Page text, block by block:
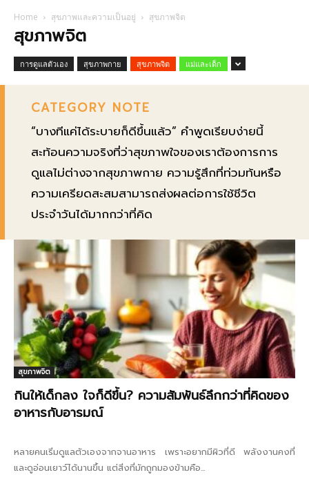
Home สุขภาพและความเป็นอยู่ สุขภาพจิต
สุขภาพจิต
การดูแลตัวเอง สุขภาพกาย สุขภาพจิต แม่และเด็ก
CATEGORY NOTE
“บางทีแค่ได้ระบายก็ดีขึ้นแล้ว” คำพูดเรียบง่ายนี้
สะท้อนความจริงที่ว่าสุขภาพใจของเราต้องการการ
ดูแลไม่ต่างจากสุขภาพกาย ความรู้สึกที่ท่วมท้นหรือ
ความเครียดสะสมสามารถส่งผลต่อการใช้ชีวิต
ประจำวันได้มากกว่าที่คิด
สุขภาพจิต
กินให้เด็กลง ใจก็ดีขึ้น? ความสัมพันธ์ลึกกว่าที่คิดของ
อาหารกับอารมณ์
หลายคนเริ่มดูแลตัวเองจากจานอาหาร เพราะอยากมีผิวที่ดี พลังงานคงที่
และดูอ่อนเยาว์ได้นานขึ้น แต่สิ่งที่มักถูกมองข้ามคือ...